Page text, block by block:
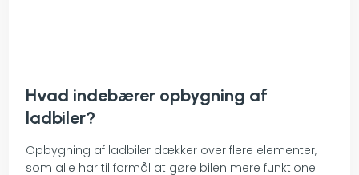
Hvad indebærer opbygning af
ladbiler?
Opbygning af ladbiler dækker over flere elementer,
som alle har til formål at gøre bilen mere funktionel